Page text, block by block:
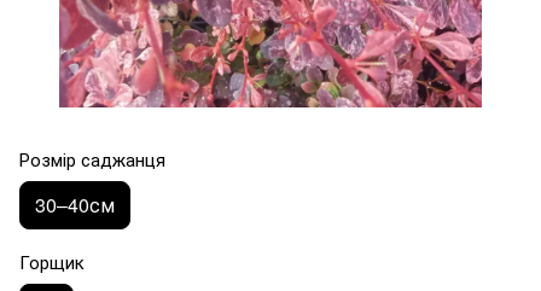
Розмір саджанця
30–40см
Горщик